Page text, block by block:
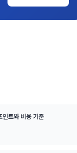
인트와 비용 기준